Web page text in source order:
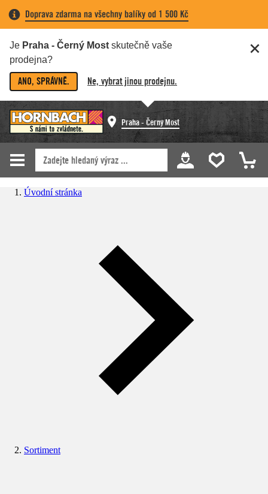
Doprava zdarma na všechny balíky od 1 500 Kč
Je Praha - Černý Most skutečně vaše
prodejna?
ANO, SPRÁVNĚ. Ne, vybrat jinou prodejnu.
Praha - Černý Most
Úvodní stránka
Sortiment